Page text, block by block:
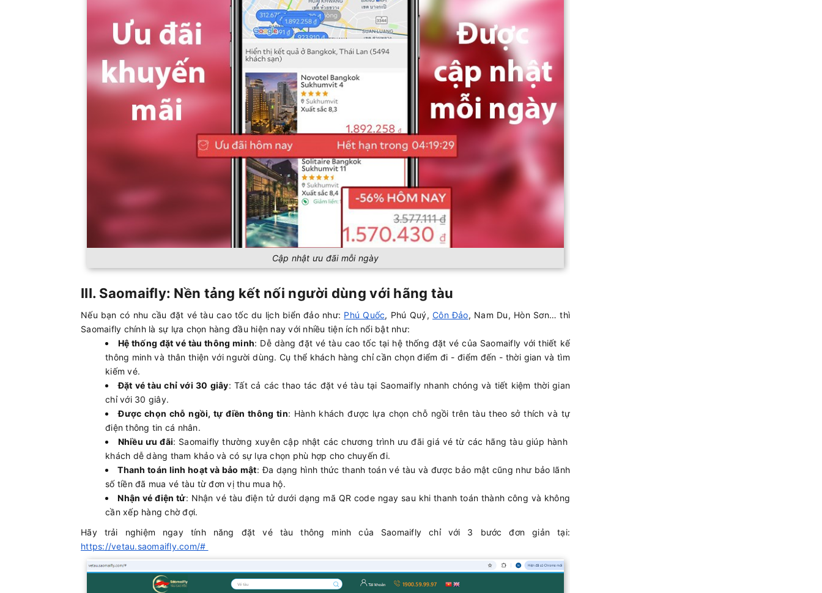
Cập nhật ưu đãi mỗi ngày
III. Saomaifly: Nền tảng kết nối người dùng với hãng tàu
Nếu bạn có nhu cầu đặt vé tàu cao tốc du lịch biển đảo như: Phú Quốc, Phú Quý,Côn Đảo, Nam Du, Hòn Sơn… thì
Saomaifly chính là sự lựa chọn hàng đầu hiện nay với nhiều tiện ích nổi bật như:
Hệ thống đặt vé tàu thông minh: Dễ dàng đặt vé tàu cao tốc tại hệ thống đặt vé của Saomaifly với thiết kế
thông minh và thân thiện với người dùng. Cụ thể khách hàng chỉ cần chọn điểm đi - điểm đến - thời gian và tìm
kiếm vé.
Đặt vé tàu chỉ với 30 giây: Tất cả các thao tác đặt vé tàu tại Saomaifly nhanh chóng và tiết kiệm thời gian
chỉ với 30 giây.
Được chọn chỗ ngồi, tự điền thông tin: Hành khách được lựa chọn chỗ ngồi trên tàu theo sở thích và tự
điện thông tin cá nhân.
Nhiều ưu đãi: Saomaifly thường xuyên cập nhật các chương trình ưu đãi giá vé từ các hãng tàu giúp hành
khách dễ dàng tham khảo và có sự lựa chọn phù hợp cho chuyến đi.
Thanh toán linh hoạt và bảo mật: Đa dạng hình thức thanh toán vé tàu và được bảo mật cũng như bảo lãnh
số tiền đã mua vé tàu từ đơn vị thu mua hộ.
Nhận vé điện tử: Nhận vé tàu điện tử dưới dạng mã QR code ngay sau khi thanh toán thành công và không
cần xếp hàng chờ đợi.
Hãy trải nghiệm ngay tính năng đặt vé tàu thông minh của Saomaifly chỉ với 3 bước đơn giản tại:
https://vetau.saomaifly.com/#